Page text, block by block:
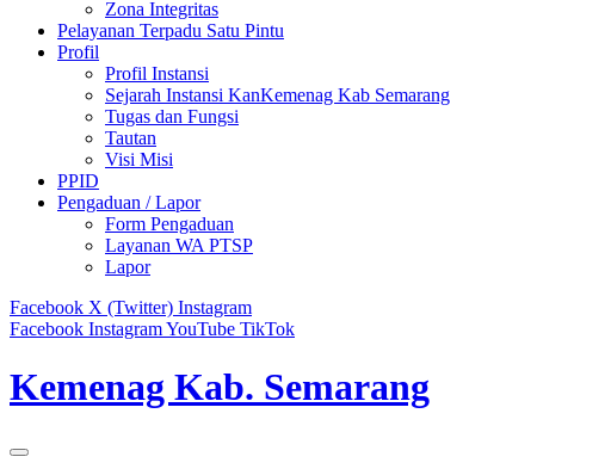
Zona Integritas
Pelayanan Terpadu Satu Pintu
Profil
Profil Instansi
Sejarah Instansi KanKemenag Kab Semarang
Tugas dan Fungsi
Tautan
Visi Misi
PPID
Pengaduan / Lapor
Form Pengaduan
Layanan WA PTSP
Lapor
Facebook X (Twitter) Instagram
Facebook InstagramYouTube TikTok
Kemenag Kab. Semarang